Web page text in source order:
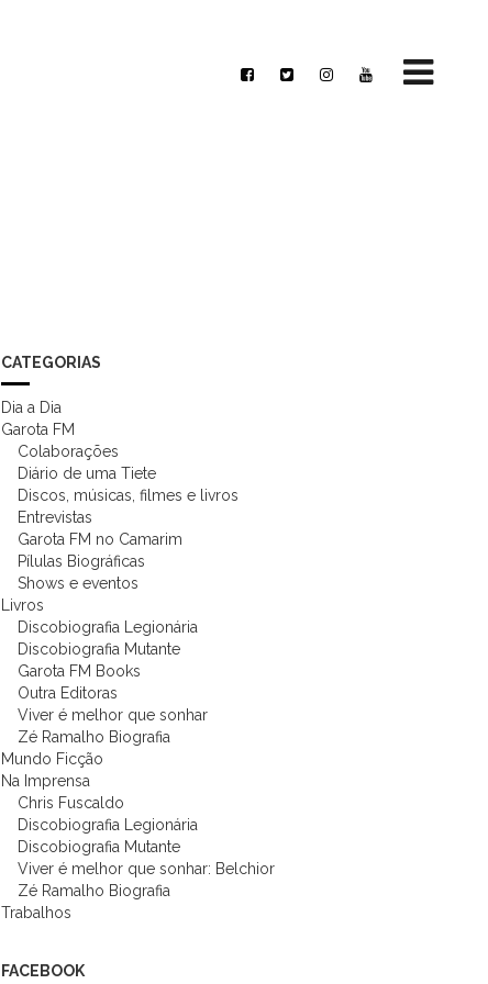
CATEGORIAS
Dia a Dia
Garota FM
Colaborações
Diário de uma Tiete
Discos, músicas, filmes e livros
Entrevistas
Garota FM no Camarim
Pílulas Biográficas
Shows e eventos
Livros
Discobiografia Legionária
Discobiografia Mutante
Garota FM Books
Outra Editoras
Viver é melhor que sonhar
Zé Ramalho Biografia
Mundo Ficção
Na Imprensa
Chris Fuscaldo
Discobiografia Legionária
Discobiografia Mutante
Viver é melhor que sonhar: Belchior
Zé Ramalho Biografia
Trabalhos
FACEBOOK